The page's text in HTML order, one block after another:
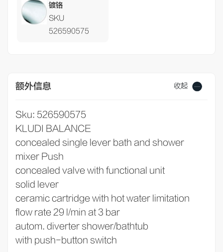
镀铬
SKU
526590575
额外信息 收起
Sku: 526590575
KLUDI BALANCE
concealed single lever bath and shower
mixer Push
concealed valve with functional unit
solid lever
ceramic cartridge with hot water limitation
flow rate 29 l/min at 3 bar
autom. diverter shower/bathtub
with push-button switch